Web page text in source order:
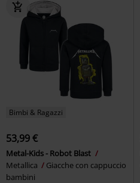
Bimbi & Ragazzi
53,99 €
Metal-Kids - Robot Blast
Metallica
Giacche con cappuccio
bambini